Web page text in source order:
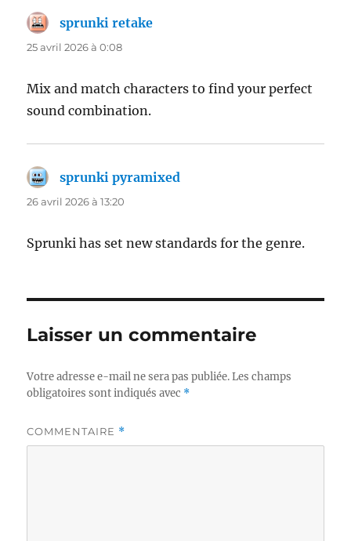
sprunki retake
25 avril 2026 à 0:08
Mix and match characters to find your perfect
sound combination.
sprunki pyramixed
26 avril 2026 à 13:20
Sprunki has set new standards for the genre.
Laisser un commentaire
Votre adresse e-mail ne sera pas publiée. Les champs
obligatoires sont indiqués avec *
COMMENTAIRE *